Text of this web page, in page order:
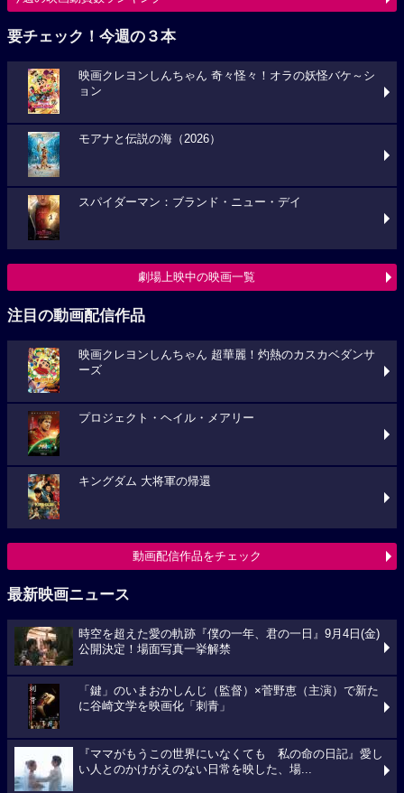
要チェック！今週の３本
映画クレヨンしんちゃん 奇々怪々！オラの妖怪バケ～シ
ョン
モアナと伝説の海（2026）
スパイダーマン：ブランド・ニュー・デイ
劇場上映中の映画一覧
注目の動画配信作品
映画クレヨンしんちゃん 超華麗！灼熱のカスカベダンサ
ーズ
プロジェクト・ヘイル・メアリー
キングダム 大将軍の帰還
動画配信作品をチェック
最新映画ニュース
時空を超えた愛の軌跡『僕の一年、君の一日』9月4日(金)
公開決定！場面写真一挙解禁
「鍵」のいまおかしんじ（監督）×菅野恵（主演）で新た
に谷崎文学を映画化「刺青」
『ママがもうこの世界にいなくても 私の命の日記』愛し
い人とのかけがえのない日常を映した、場...